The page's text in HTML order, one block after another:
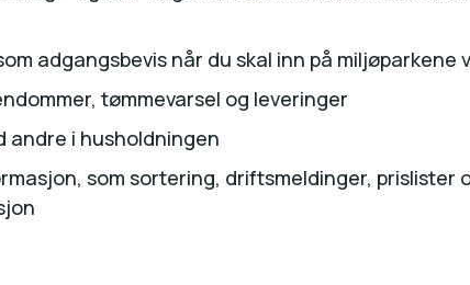
adgangsbevis når du skal inn på miljøparkene
tømmevarsel og leveringer
andre i husholdningen
som sortering, driftsmeldinger, prislister